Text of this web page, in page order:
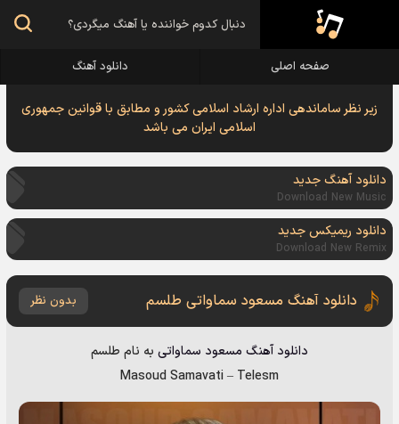
صفحه اصلی دانلود آهنگ
زیر نظر ساماندهی اداره ارشاد اسلامی کشور و مطابق با قوانین جمهوری
اسلامی ایران می باشد
دانلود آهنگ جدید
Download New Music
دانلود ریمیکس جدید
Download New Remix
دانلود آهنگ مسعود سماواتى طلسم بدون نظر
دانلود آهنگ مسعود سماواتى به نام طلسم
Masoud Samavati– Telesm